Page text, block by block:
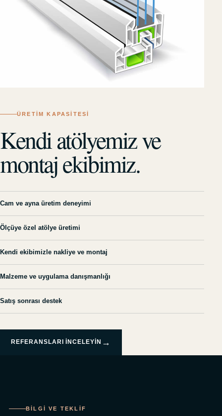
ÜRETIM KAPASITESI
Kendi atölyemiz ve
montaj ekibimiz.
Cam ve ayna üretim deneyimi
Ölçüye özel atölye üretimi
Kendi ekibimizle nakliye ve montaj
Malzeme ve uygulama danışmanlığı
Satış sonrası destek
REFERANSLARI INCELEYIN →
BILGI VE TEKLIF